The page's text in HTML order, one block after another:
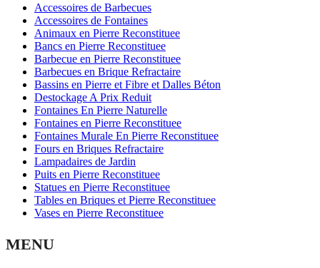
Accessoires de Barbecues
Accessoires de Fontaines
Animaux en Pierre Reconstituee
Bancs en Pierre Reconstituee
Barbecue en Pierre Reconstituee
Barbecues en Brique Refractaire
Bassins en Pierre et Fibre et Dalles Béton
Destockage A Prix Reduit
Fontaines En Pierre Naturelle
Fontaines en Pierre Reconstituee
Fontaines Murale En Pierre Reconstituee
Fours en Briques Refractaire
Lampadaires de Jardin
Puits en Pierre Reconstituee
Statues en Pierre Reconstituee
Tables en Briques et Pierre Reconstituee
Vases en Pierre Reconstituee
MENU